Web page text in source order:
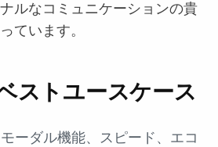
ルなコミュニケーションの貴
ています。
ストユースケース
ーダル機能、スピード、エコ